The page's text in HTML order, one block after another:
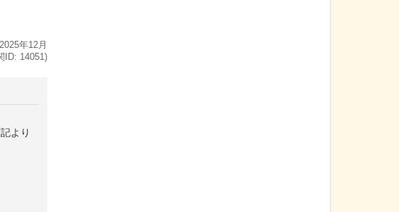
2025年12月
ID: 14051)
より